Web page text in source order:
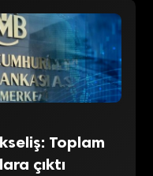
Toplam
çıktı